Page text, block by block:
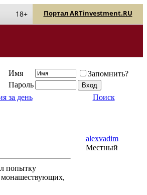
Портал ARTinvestment.RU
18+
Имя
Запомнить?
Пароль
за день Поиск
попытку
монашествующих,
alexvadim
Местный